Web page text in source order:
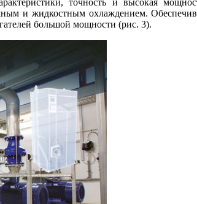
точность и высокая
и жидкостным охлаждением.
большой мощности (рис. 3).